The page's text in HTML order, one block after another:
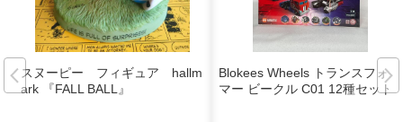
スヌーピー フィギュア hallm
ark 『FALL BALL』
Blokees Wheels トランスフォー
マー ビークル C01 12種セット